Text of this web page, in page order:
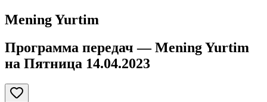
Mening Yurtim
Программа передач —Mening Yurtim
на Пятница 14.04.2023